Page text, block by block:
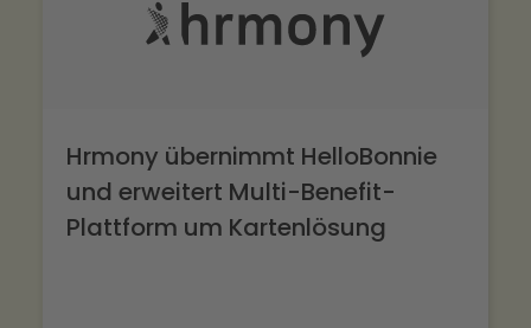
Hrmony übernimmt HelloBonnie
und erweitert Multi-Benefit-
Plattform um Kartenlösung